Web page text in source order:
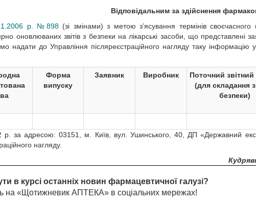
Відповідальним за здійснення
р. №898(зі змінами) з метою з’ясування термінів своєчасного
оновлюваних звітів з безпеки на лікарські засоби, що представлені
надати до Управління післяреєстраційного нагляду таку інформацію у
Форма
випуску
Заявник Виробник
Поточний звітний
(для складання
безпеки)
за адресою: 03151, м. Київ, вул. Ушинського, 40, ДП «Державний
нагляду.
в курсі останніх новин фармацевтичної галузі?
на «Щотижневик АПТЕКА» в соціальних мережах!